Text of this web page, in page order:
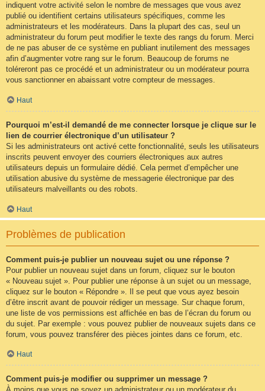
indiquent votre activité selon le nombre de messages que vous avez
publié ou identifient certains utilisateurs spécifiques, comme les
administrateurs et les modérateurs. Dans la plupart des cas, seul un
administrateur du forum peut modifier le texte des rangs du forum. Merci
de ne pas abuser de ce système en publiant inutilement des messages
afin d’augmenter votre rang sur le forum. Beaucoup de forums ne
toléreront pas ce procédé et un administrateur ou un modérateur pourra
vous sanctionner en abaissant votre compteur de messages.
Haut
Pourquoi m’est-il demandé de me connecter lorsque je clique sur le
lien de courrier électronique d’un utilisateur ?
Si les administrateurs ont activé cette fonctionnalité, seuls les utilisateurs
inscrits peuvent envoyer des courriers électroniques aux autres
utilisateurs depuis un formulaire dédié. Cela permet d’empêcher une
utilisation abusive du système de messagerie électronique par des
utilisateurs malveillants ou des robots.
Haut
Problèmes de publication
Comment puis-je publier un nouveau sujet ou une réponse ?
Pour publier un nouveau sujet dans un forum, cliquez sur le bouton
« Nouveau sujet ». Pour publier une réponse à un sujet ou un message,
cliquez sur le bouton « Répondre ». Il se peut que vous ayez besoin
d’être inscrit avant de pouvoir rédiger un message. Sur chaque forum,
une liste de vos permissions est affichée en bas de l’écran du forum ou
du sujet. Par exemple : vous pouvez publier de nouveaux sujets dans ce
forum, vous pouvez transférer des pièces jointes dans ce forum, etc.
Haut
Comment puis-je modifier ou supprimer un message ?